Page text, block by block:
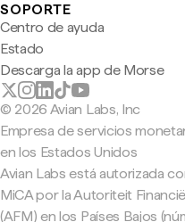
SOPORTE
Centro de ayuda
Estado
Descarga la app de Morse
© 2026 Avian Labs, Inc
Empresa de servicios
en los Estados Unidos
Avian Labs está autorizada
MiCA por la Autoriteit
(AFM) en los Países Bajos